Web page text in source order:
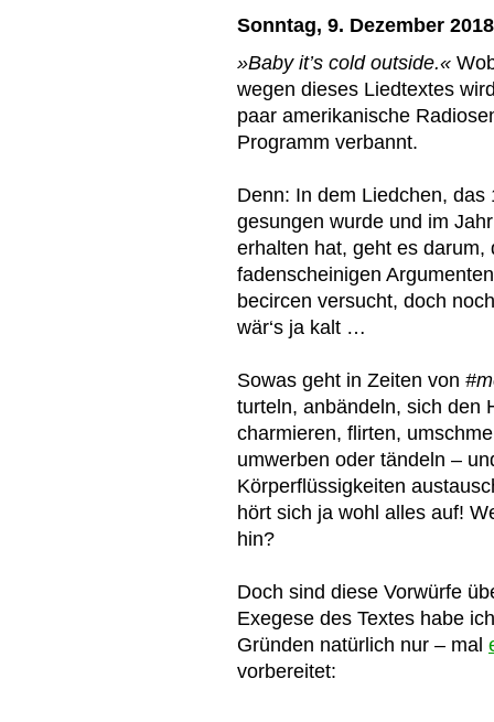
Sonntag, 9. Dezember 2018
»Baby it’s cold outside.«
wegen dieses Liedtextes
paar amerikanische
Programm verbannt.
Denn: In dem Liedchen,
gesungen wurde und im
erhalten hat, geht es
fadenscheinigen
becircen versucht, doch
wär‘s ja kalt …
Sowas geht in Zeiten von
turteln, anbändeln, sich den
charmieren, flirten,
umwerben oder tändeln –
Körperflüssigkeiten
hört sich ja wohl alles auf!
hin?
Doch sind diese Vorwürfe
Exegese des Textes habe
Gründen natürlich nur – mal
vorbereitet: